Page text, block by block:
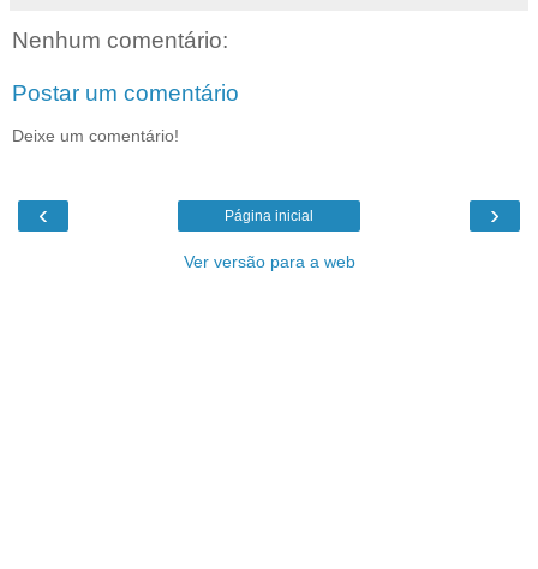
Nenhum comentário:
Postar um comentário
Deixe um comentário!
‹ ›
Página inicial
Ver versão para a web